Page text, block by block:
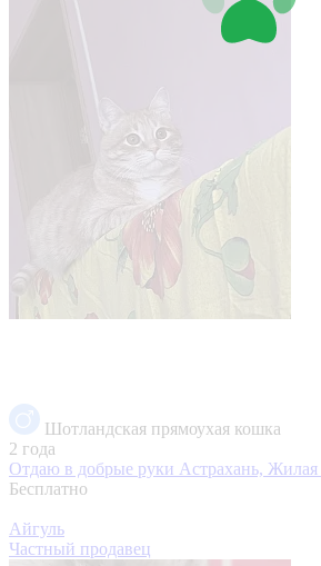
Шотландская прямоухая кошка
2 года
Отдаю в добрые руки Астрахань, Жилая
Бесплатно
Айгуль
Частный продавец